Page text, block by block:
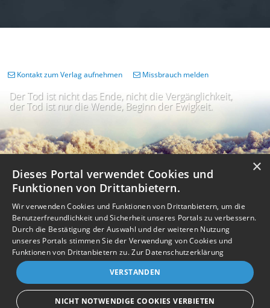
Der Tod ist nicht das Ende, nicht die Vergänglichkeit,
der Tod ist nur die Wende, Beginn der Ewigkeit.
Kontakt zum Verlag aufnehmen Missbrauch melden
Impressum Nutzungsbedingungen Datenschutz
AGB
Barrierefreiheit
Barriere melden
I
m
A
c
e
Accessibility-Modus aktivieren
I
K
n
Kontrastmodus aktivieren
eigenes Gedenkportal erstellen
×
Dieses Portal verwendet Cookies und
Funktionen von Drittanbietern.
Wir verwenden Cookies und Funktionen von Drittanbietern, um die
Benutzerfreundlichkeit und Sicherheit unseres Portals zu verbessern.
Durch die Bestätigung der Auswahl und der weiteren Nutzung
unseres Portals stimmen Sie der Verwendung von Cookies und
Funktionen von Drittanbietern zu.Zur Datenschutzerklärung
VERSTANDEN
NICHT NOTWENDIGE COOKIES VERBIETEN